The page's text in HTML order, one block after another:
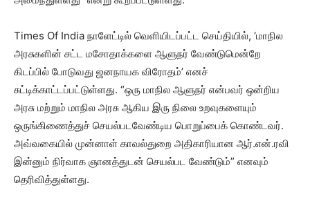
Times Of India நாளேட்டில் வெளியிடப்பட்ட செய்தியில், ‘மாநில
அரசுகளின் சட்ட மசோதாக்களை ஆளுநர் வேண்டுமென்றே
கிடப்பில் போடுவது ஜனநாயக விரோதம்’ எனச்
சுட்டிக்காட்டப்பட்டுள்ளது. “ஒரு மாநில ஆளுநர் என்பவர் ஒன்றிய
அரசு மற்றும் மாநில அரசு ஆகிய இரு நிலை உறவுகளையும்
ஒருங்கிணைத்துச் செயல்படவேண்டிய பொறுப்பைக் கொண்டவர்.
அவ்வகையில் முன்னாள் காவல்துறை அதிகாரியான ஆர்.என்.ரவி
இன்னும் நிர்வாக ஞானத்துடன் செயல்பட வேண்டும்” எனவும்
தெரிவித்துள்ளது.